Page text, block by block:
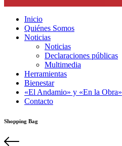
Inicio
Quiénes Somos
Noticias
Noticias
Declaraciones públicas
Multimedia
Herramientas
Bienestar
«El Andamio» y «En la Obra»
Contacto
Shopping Bag